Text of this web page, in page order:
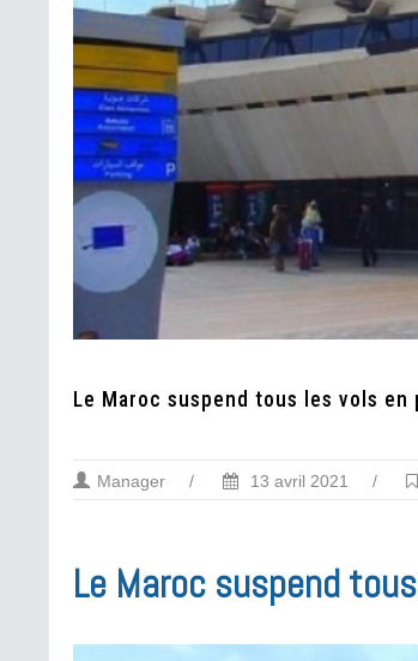
Le Maroc suspend tous les vols en
Manager / 13 avril 2021 /
Le Maroc suspend